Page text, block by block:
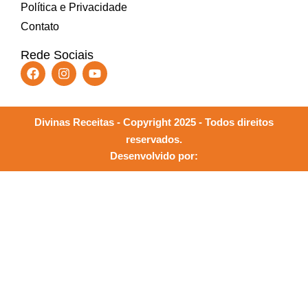
Política e Privacidade
Contato
Rede Sociais
Divinas Receitas - Copyright 2025 - Todos direitos
reservados.
Desenvolvido por: